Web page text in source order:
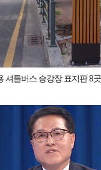
셔틀버스 승강장 표지판 8